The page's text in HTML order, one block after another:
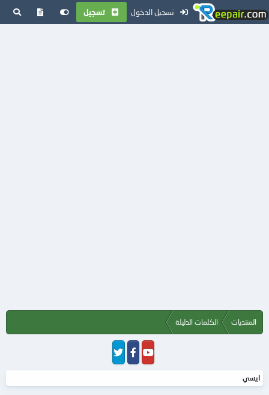
تسجيل الدخول تسجيل
المنتديات الكلمات الدليلة
ايسي